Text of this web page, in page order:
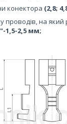
конектора (2,8;
проводів, на
1,5-2,5 мм;